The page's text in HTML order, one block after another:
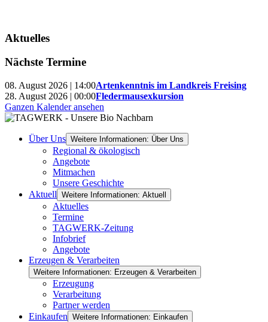
Aktuelles
Nächste Termine
08. August 2026 | 14:00Artenkenntnis im Landkreis Freising
28. August 2026 | 00:00Fledermausexkursion
Ganzen Kalender ansehen
Über Uns Weitere Informationen: Über Uns
Regional & ökologisch
Angebote
Mitmachen
Unsere Geschichte
Aktuell Weitere Informationen: Aktuell
Aktuelles
Termine
TAGWERK-Zeitung
Infobrief
Angebote
Erzeugen & Verarbeiten
Weitere Informationen: Erzeugen & Verarbeiten
Erzeugung
Verarbeitung
Partner werden
Einkaufen Weitere Informationen: Einkaufen